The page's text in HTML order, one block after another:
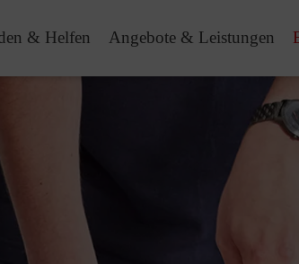
& Helfen Angebote & Leistungen